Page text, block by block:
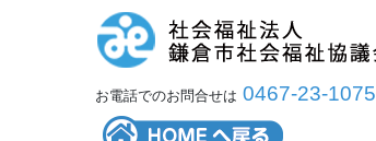
お電話でのお問合せは 0467-23-1075